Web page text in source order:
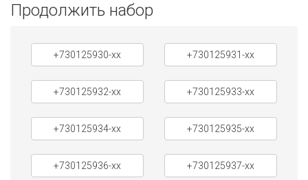
Продолжить набор
+730125930-xx +730125931-xx
+730125932-xx +730125933-xx
+730125934-xx +730125935-xx
+730125936-xx +730125937-xx